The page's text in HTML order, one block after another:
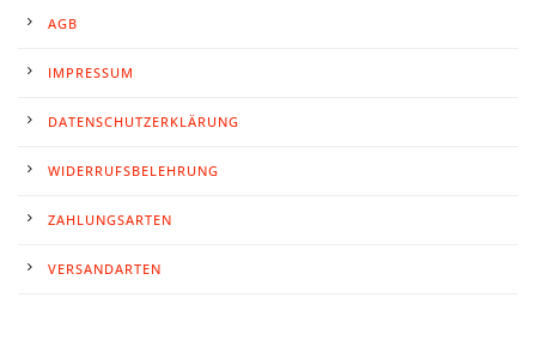
AGB
IMPRESSUM
DATENSCHUTZERKLÄRUNG
WIDERRUFSBELEHRUNG
ZAHLUNGSARTEN
VERSANDARTEN